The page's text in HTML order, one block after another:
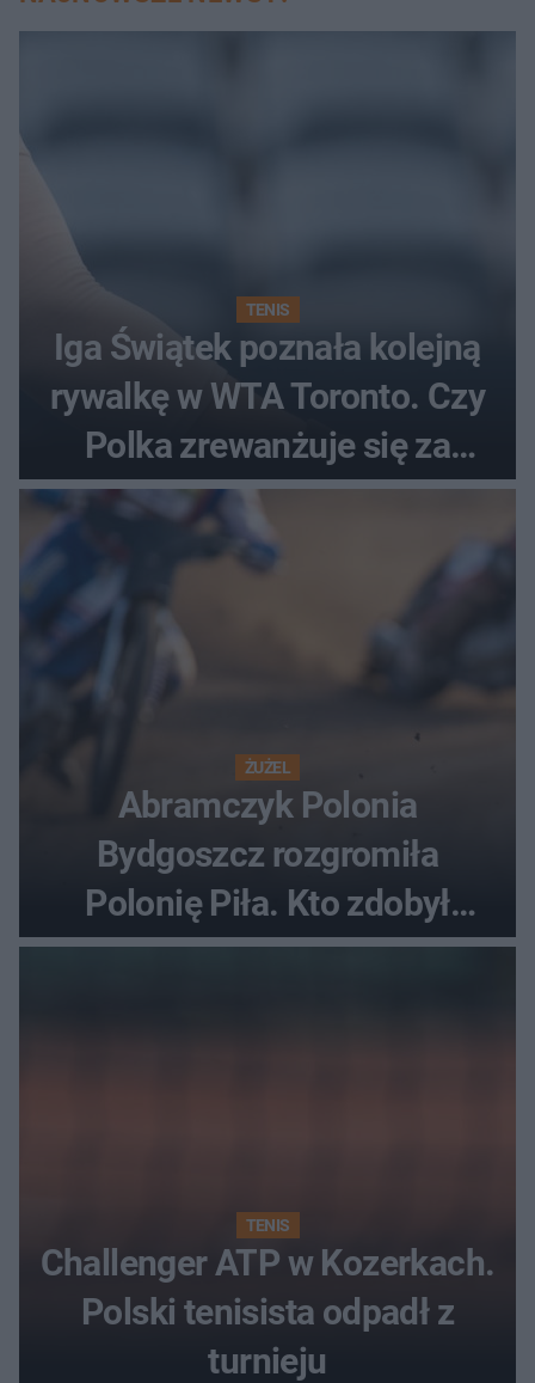
TENIS
Iga Świątek poznała kolejną
rywalkę w WTA Toronto. Czy
Polka zrewanżuje się za
ostatnią porażkę?
ŻUŻEL
Abramczyk Polonia
Bydgoszcz rozgromiła
Polonię Piła. Kto zdobył
najwięcej punktów?
TENIS
Challenger ATP w Kozerkach.
Polski tenisista odpadł z
turnieju